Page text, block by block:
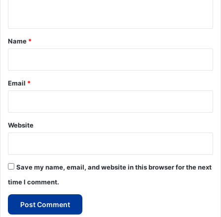
*
Name *
Email *
Website
Save my name, email, and website in this browser for the next
time I comment.